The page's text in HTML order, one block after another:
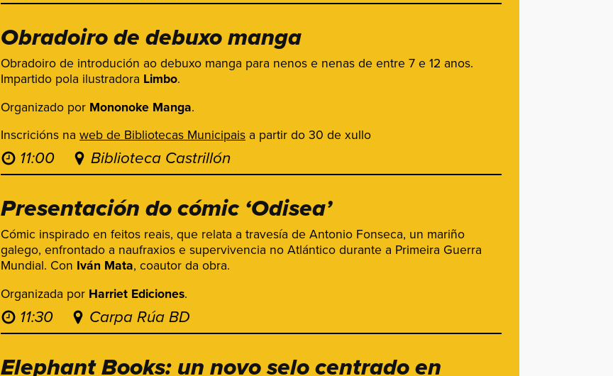
Obradoiro de debuxo manga
Obradoiro de introdución ao debuxo manga para nenos e nenas de entre 7 e 12 anos.
Impartido pola ilustradora Limbo.
Organizado por Mononoke Manga.
Inscricións na web de Bibliotecas Municipais a partir do 30 de xullo
11:00 Biblioteca Castrillón
Presentación do cómic ‘Odisea’
Cómic inspirado en feitos reais, que relata a travesía de Antonio Fonseca, un mariño
galego, enfrontado a naufraxios e supervivencia no Atlántico durante a Primeira Guerra
Mundial. Con Iván Mata, coautor da obra.
Organizada por Harriet Ediciones.
11:30 Carpa Rúa BD
Elephant Books: un novo selo centrado en